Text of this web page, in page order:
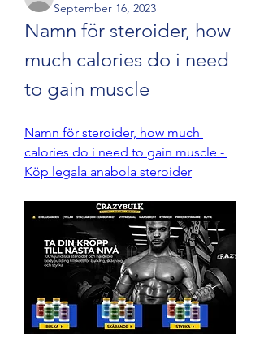
September 16, 2023
Namn för steroider, how
much calories do i need
to gain muscle
Namn för steroider, how much
calories do i need to gain muscle -
Köp legala anabola steroider